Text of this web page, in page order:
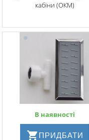
кабіни (ОКМ)
В наявності
ПРИДБАТИ